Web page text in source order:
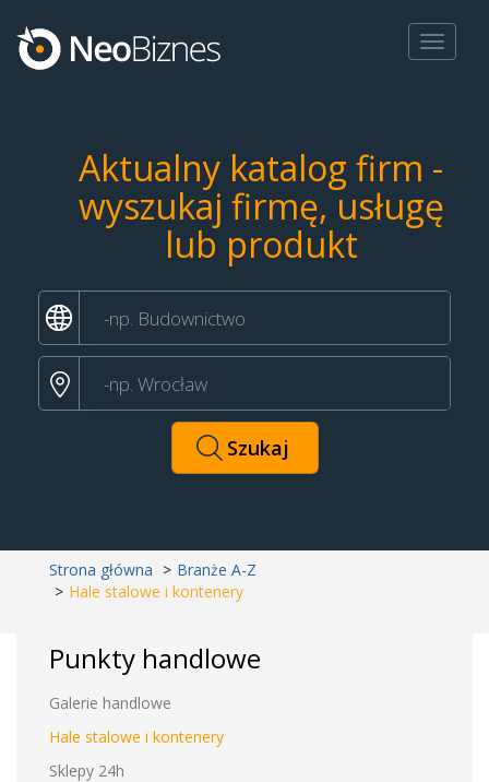
Toggle
Aktualny katalog firm -
wyszukaj firmę, usługę
lub produkt
Strona główna
Branże A-Z
Hale stalowe i kontenery
Punkty handlowe
Galerie handlowe
Hale stalowe i kontenery
Sklepy 24h